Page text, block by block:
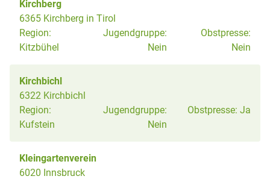
Kirchberg
6365 Kirchberg in Tirol
Region:
Kitzbühel
Jugendgruppe:
Nein
Obstpresse:
Nein
Kirchbichl
6322 Kirchbichl
Region:
Kufstein
Jugendgruppe:
Nein
Obstpresse: Ja
Kleingartenverein
6020 Innsbruck